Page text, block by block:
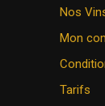
Nos
Mon
Tarifs